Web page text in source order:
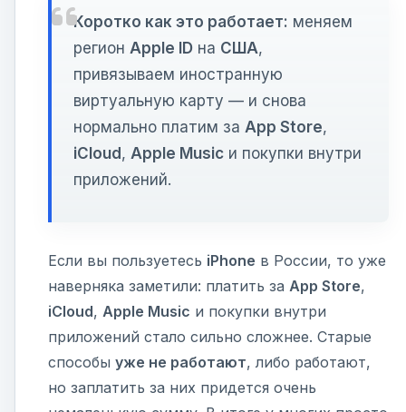
Коротко как это работает: меняем
регион Apple ID на США,
привязываем иностранную
виртуальную карту — и снова
нормально платим за App Store,
iCloud, Apple Music и покупки внутри
приложений.
Если вы пользуетесь iPhone в России, то уже
наверняка заметили: платить за App Store,
iCloud, Apple Music и покупки внутри
приложений стало сильно сложнее. Старые
способы уже не работают, либо работают,
но заплатить за них придется очень